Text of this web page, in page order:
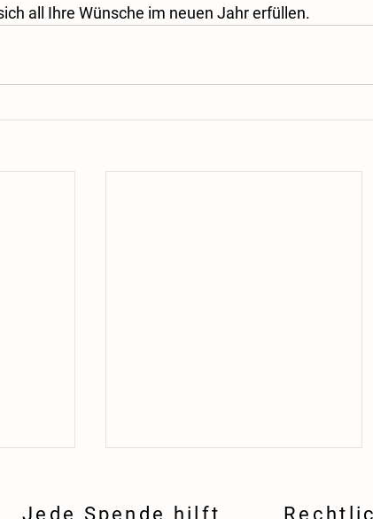
all Ihre Wünsche im neuen Jahr erfüllen.
Jede Spende hilft